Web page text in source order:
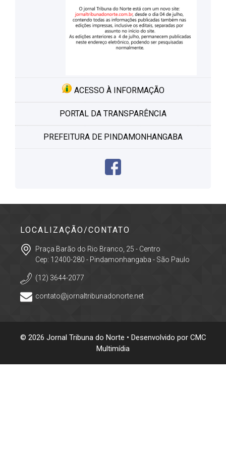
ACESSO À INFORMAÇÃO
PORTAL DA TRANSPARÊNCIA
PREFEITURA DE PINDAMONHANGABA
LOCALIZAÇÃO/CONTATO
Praça Barão do Rio Branco, 25 - Centro
Cep: 12400-280 - Pindamonhangaba - São Paulo
(12) 3644-2077
contato@jornaltribunadonorte.net
© 2026 Jornal Tribuna do Norte • Desenvolvido por CMC
Multimídia